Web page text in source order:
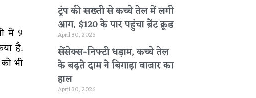
में 9
है.
भी
ट्रंप की सख्ती से कच्चे तेल में लगी
आग, $120 के पार पहुंचा ब्रेंट क्रूड
April 30, 2026
सेंसेक्स-निफ्टी धड़ाम, कच्चे तेल
के बढ़ते दाम ने बिगाड़ा बाजार का
हाल
April 30, 2026